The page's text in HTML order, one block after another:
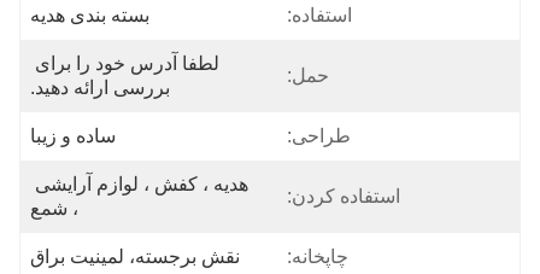
استفاده: بسته بندی هدیه
حمل:
بررسی ارائه دهید.
طراحی: ساده و زیبا
استفاده کردن:
، شمع
چاپخانه: نقش برجسته، لمینیت براق